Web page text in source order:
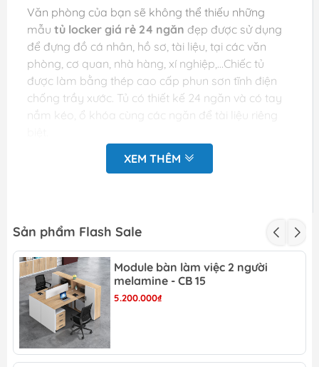
Văn phòng của bạn sẽ không thể thiếu những
mẫu tủ locker giá rẻ 24 ngăn đẹp được sử dụng
để đựng đồ cá nhân, hồ sơ, tài liệu, tại các văn
phòng, cơ quan, nhà hàng, xí nghiệp,…Chiếc tủ
được làm bằng thép cao cấp phun sơn tĩnh điện
chống trầy xước. Tủ có thiết kế 24 ngăn và có tay
nắm kéo, ổ khóa cùng các ngăn để tài liệu riêng
Loại tủ này thường phù hợp với những phòng ban
có nhiều tài liệu, phòng ban giám đốc, phòng nhân
Đặc điểm tủ locker giá rẻ
24 ngăn:
Chất liệu: thép phun sơn tĩnh điện chống han
gỉ, chắc chắn, độ bền cao
Kích thước: Rộng:1200 x Sâu: 450 x Cao: 1830
mm
XEM THÊM
Sản phẩm Flash Sale
Module bàn làm việc 2 người
melamine - CB 15
5.200.000₫